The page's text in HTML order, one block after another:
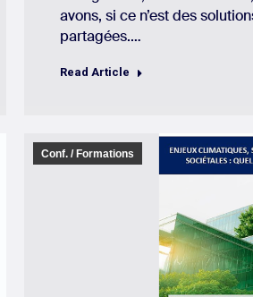
avons, si ce n’est des
partagées.…
Read Article
Conf. / Formations